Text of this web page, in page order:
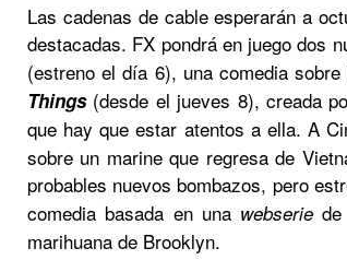
Las cadenas de cable esperarán a
destacadas. FX pondrá en juego dos
(estreno el día 6), una comedia
Things (desde el jueves 8), creada
que hay que estar atentos a ella. A
sobre un marine que regresa de
probables nuevos bombazos, pero
comedia basada en una webserie
marihuana de Brooklyn.